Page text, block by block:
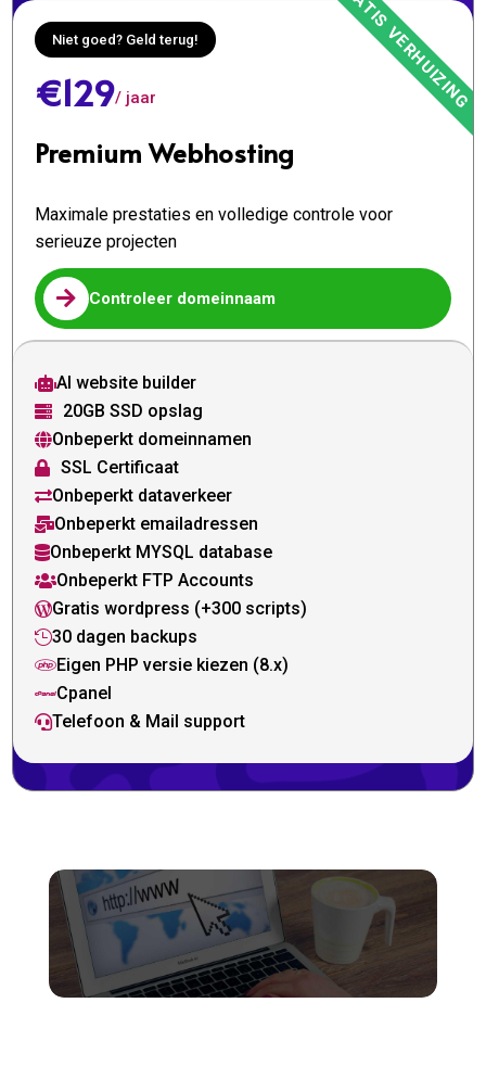
Niet goed? Geld terug!
€129/ jaar
Premium Webhosting
Maximale prestaties en volledige controle voor
serieuze projecten
 Controleer domeinnaam
AI website builder
 20GB SSD opslag
Onbeperkt domeinnamen
 SSL Certificaat
Onbeperkt dataverkeer
Onbeperkt emailadressen
Onbeperkt MYSQL database
Onbeperkt FTP Accounts
Gratis wordpress (+300 scripts)
30 dagen backups
Eigen PHP versie kiezen (8.x)
Cpanel
Telefoon & Mail support